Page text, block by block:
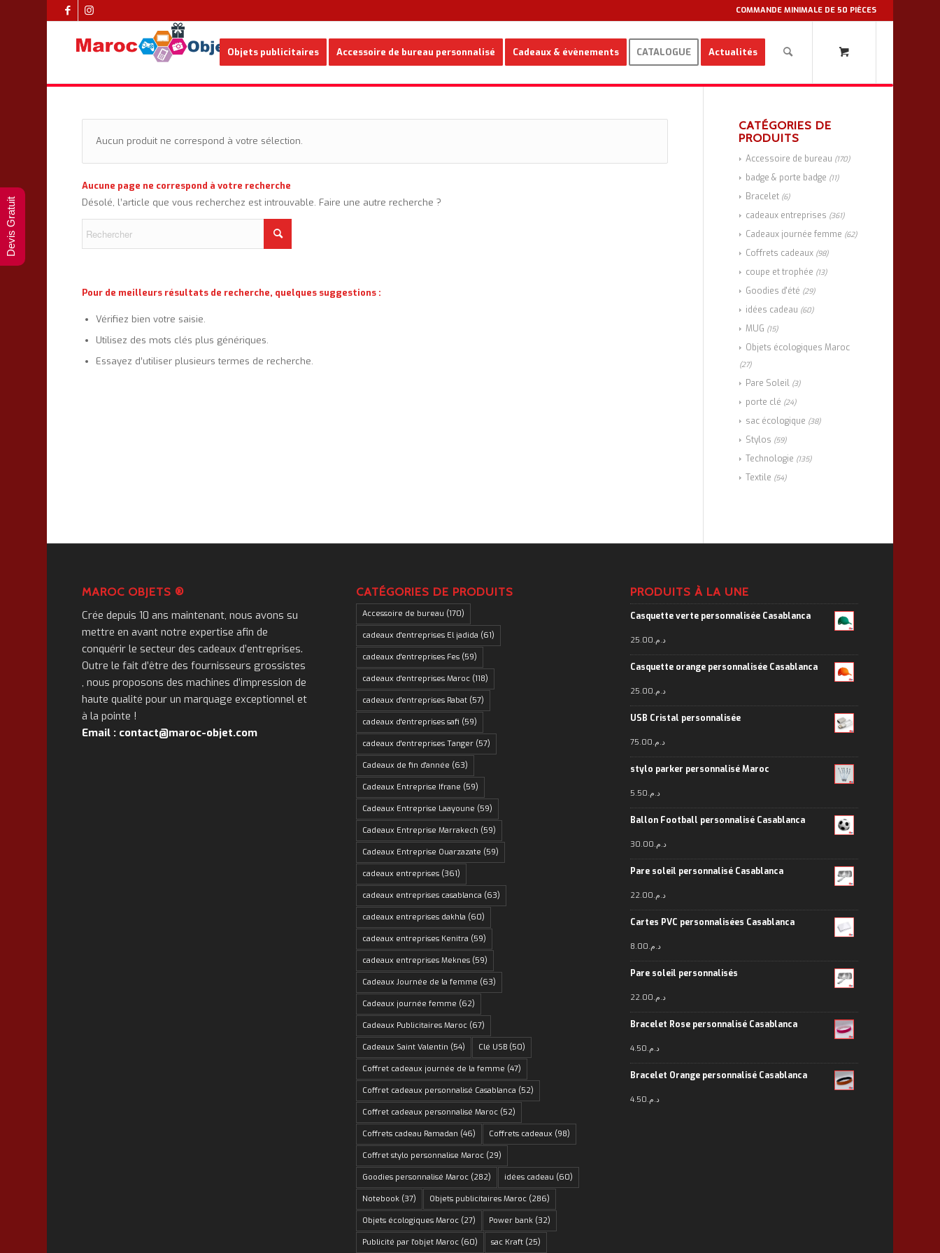
COMMANDE MINIMALE DE 50 PIÈCES
Objets publicitaires Accessoire de bureau personnalisé Cadeaux & évènements CATALOGUE Actualités
Aucun produit ne correspond à votre sélection.
Aucune page ne correspond à votre recherche
Désolé, l’article que vous recherchez est introuvable. Faire une autre recherche ?
Pour de meilleurs résultats de recherche, quelques suggestions :
Vérifiez bien votre saisie.
Utilisez des mots clés plus génériques.
Essayez d’utiliser plusieurs termes de recherche.
CATÉGORIES DE
PRODUITS
Accessoire de bureau (170)
badge & porte badge (11)
Bracelet (6)
cadeaux entreprises (361)
Cadeaux journée femme (62)
Coffrets cadeaux (98)
coupe et trophée (13)
Goodies d'été (29)
idées cadeau (60)
MUG (15)
Objets écologiques Maroc
(27)
Pare Soleil (3)
porte clé (24)
sac écologique (38)
Stylos (59)
Technologie (135)
Textile (54)
MAROC OBJETS ®
Crée depuis 10 ans maintenant, nous avons su
mettre en avant notre expertise afin de
conquérir le secteur des cadeaux d’entreprises.
Outre le fait d’être des fournisseurs grossistes
, nous proposons des machines d’impression de
haute qualité pour un marquage exceptionnel et
à la pointe !
Email : contact@maroc-objet.com
CATÉGORIES DE PRODUITS
Accessoire de bureau (170)
cadeaux d'entreprises El jadida (61)
cadeaux d'entreprises Fes (59)
cadeaux d'entreprises Maroc (118)
cadeaux d'entreprises Rabat (57)
cadeaux d'entreprises safi (59)
cadeaux d'entreprises Tanger (57)
Cadeaux de fin d'année (63)
Cadeaux Entreprise Ifrane (59)
Cadeaux Entreprise Laayoune (59)
Cadeaux Entreprise Marrakech (59)
Cadeaux Entreprise Ouarzazate (59)
cadeaux entreprises (361)
cadeaux entreprises casablanca (63)
cadeaux entreprises dakhla (60)
cadeaux entreprises Kenitra (59)
cadeaux entreprises Meknes (59)
Cadeaux Journée de la femme (63)
Cadeaux journée femme (62)
Cadeaux Publicitaires Maroc (67)
Cadeaux Saint Valentin (54) Clé USB (50)
Coffret cadeaux journée de la femme (47)
Coffret cadeaux personnalisé Casablanca (52)
Coffret cadeaux personnalisé Maroc (52)
Coffrets cadeau Ramadan (46) Coffrets cadeaux (98)
Coffret stylo personnalise Maroc (29)
Goodies personnalisé Maroc (282) idées cadeau (60)
Notebook (37) Objets publicitaires Maroc (286)
Objets écologiques Maroc (27) Power bank (32)
Publicité par l'objet Maroc (60) sac Kraft (25)
PRODUITS À LA UNE
Casquette verte personnalisée Casablanca
د.م.25.00
Casquette orange personnalisée Casablanca
د.م.25.00
USB Cristal personnalisée
د.م.75.00
stylo parker personnalisé Maroc
د.م.5.50
Ballon Football personnalisé Casablanca
د.م.30.00
Pare soleil personnalisé Casablanca
د.م.22.00
Cartes PVC personnalisées Casablanca
د.م.8.00
Pare soleil personnalisés
د.م.22.00
Bracelet Rose personnalisé Casablanca
د.م.4.50
Bracelet Orange personnalisé Casablanca
د.م.4.50
Devis Gratuit